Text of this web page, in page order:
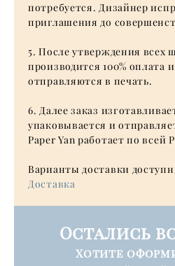
потребуется. Дизайнер
приглашения до
5. После утверждения всех
производится 100% оплата
отправляются в печать.
6. Далее заказ
упаковывается и
Paper Yan работает по всей
Варианты доставки
Доставка
Остались
Хотите